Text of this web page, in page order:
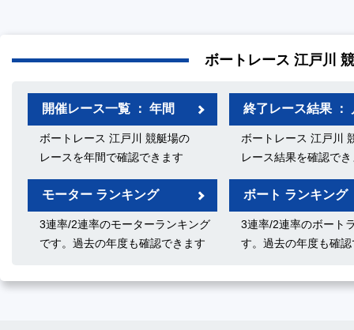
ボートレース 江戸川
開催レース一覧 ： 年間
ボートレース 江戸川 競艇場の
レースを年間で確認できます
終了レース結果 ：
ボートレース 江戸川
レース結果を確認で
モーター ランキング
3連率/2連率のモーターランキング
です。過去の年度も確認できます
ボート ランキング
3連率/2連率のボート
す。過去の年度も確